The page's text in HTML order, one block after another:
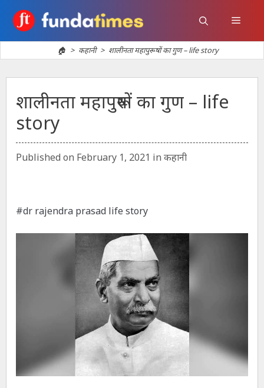
content
Menu
🏠 > कहानी > शालीनता महापुरूषों का गुण – life story
शालीनता महापुरूषों का गुण – life
story
Published on February 1, 2021 in Categories
कहानी
#dr rajendra prasad life story